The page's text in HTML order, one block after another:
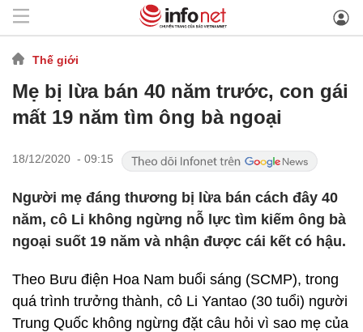
Thế giới
Mẹ bị lừa bán 40 năm trước, con gái
mất 19 năm tìm ông bà ngoại
18/12/2020 - 09:15
Người mẹ đáng thương bị lừa bán cách đây 40
năm, cô Li không ngừng nỗ lực tìm kiếm ông bà
ngoại suốt 19 năm và nhận được cái kết có hậu.
Theo Bưu điện Hoa Nam buổi sáng (SCMP), trong
quá trình trưởng thành, cô Li Yantao (30 tuổi) người
Trung Quốc không ngừng đặt câu hỏi vì sao mẹ của